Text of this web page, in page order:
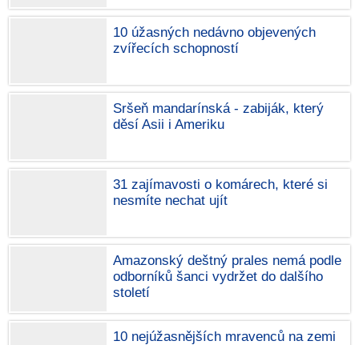
10 úžasných nedávno objevených
zvířecích schopností
Sršeň mandarínská - zabiják, který
děsí Asii i Ameriku
31 zajímavosti o komárech, které si
nesmíte nechat ujít
Amazonský deštný prales nemá podle
odborníků šanci vydržet do dalšího
století
10 nejúžasnějších mravenců na zemi